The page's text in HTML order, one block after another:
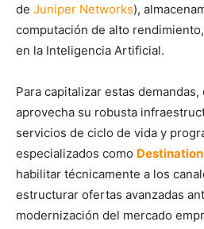
de Juniper Networks),
computación de alto
en la Inteligencia Artificial.
Para capitalizar estas
aprovecha su robusta
servicios de ciclo de vida y
especializados como
habilitar técnicamente a los
estructurar ofertas avanzadas
modernización del mercado